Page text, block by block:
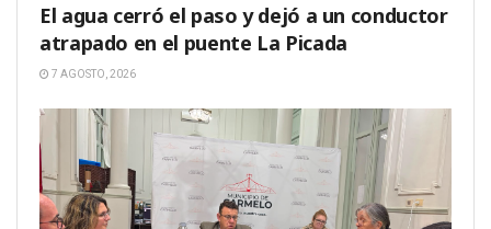
El agua cerró el paso y dejó a un conductor
atrapado en el puente La Picada
7 AGOSTO, 2026